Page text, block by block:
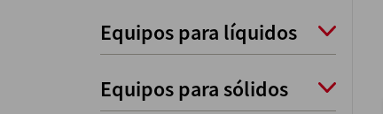
Equipos para líquidos
Equipos para sólidos